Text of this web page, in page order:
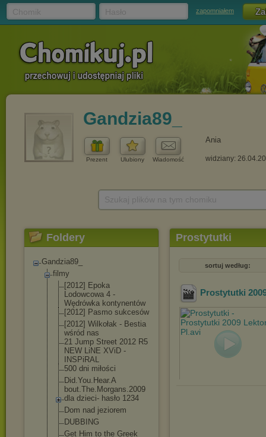
zapomniałem
Gandzia89_
Prezent Ulubiony Wiadomość
Ania
widziany:
Foldery
Gandzia89_
filmy
[2012] Epoka
Lodowcowa 4 -
Wędrówka kontynentów
[2012] Pasmo sukcesów
[2012] Wilkołak - Bestia
wśród nas
21 Jump Street 2012 R5
NEW LiNE XViD -
INSPiRAL
500 dni miłości
Did.You.Hear.A
bout.The.Morgans.2009
dla dzieci- hasło 1234
Dom nad jeziorem
DUBBING
Get Him to the Greek
Prostytutki
sortuj według:
Prostytutki